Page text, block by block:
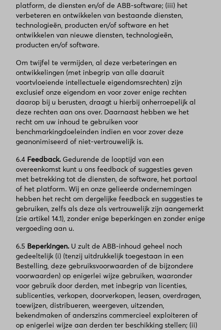
platform, de diensten en/of de ABB-software; (iii) het
verbeteren en ontwikkelen van bestaande diensten,
technologieën, producten en/of software en het
ontwikkelen van nieuwe diensten, technologieën,
producten en/of software.
Om twijfel te vermijden, al deze verbeteringen en
ontwikkelingen (met inbegrip van alle daaruit
voortvloeiende intellectuele eigendomsrechten) zijn
exclusief onze eigendom en voor zover enige rechten
daarop bij u berusten, draagt u hierbij onherroepelijk al
deze rechten aan ons over. Daarnaast hebben we het
recht om uw inhoud te gebruiken voor
benchmarkingdoeleinden indien en voor zover deze
geanonimiseerd of niet-vertrouwelijk is.
6.4 Feedback. Gedurende de looptijd van een
overeenkomst kunt u ons feedback of suggesties geven
met betrekking tot de diensten, de software, het portaal
of het platform. Wij en onze gelieerde ondernemingen
hebben het recht om dergelijke feedback en suggesties te
gebruiken, zelfs als deze als vertrouwelijk zijn aangemerkt
(zie artikel 14.1), zonder enige beperkingen en zonder enige
vergoeding aan u.
6.5 Beperkingen. U zult de ABB-inhoud geheel noch
gedeeltelijk (i) (tenzij uitdrukkelijk toegestaan in een
Bestelling, deze gebruiksvoorwaarden of de bijzondere
voorwaarden) op enigerlei wijze gebruiken, waaronder
voor gebruik door derden, met inbegrip van licenties,
sublicenties, verkopen, doorverkopen, leasen, overdragen,
toewijzen, distribueren, weergeven, uitzenden,
bekendmaken of anderszins commercieel exploiteren of
op enigerlei wijze aan derden ter beschikking stellen; (ii)